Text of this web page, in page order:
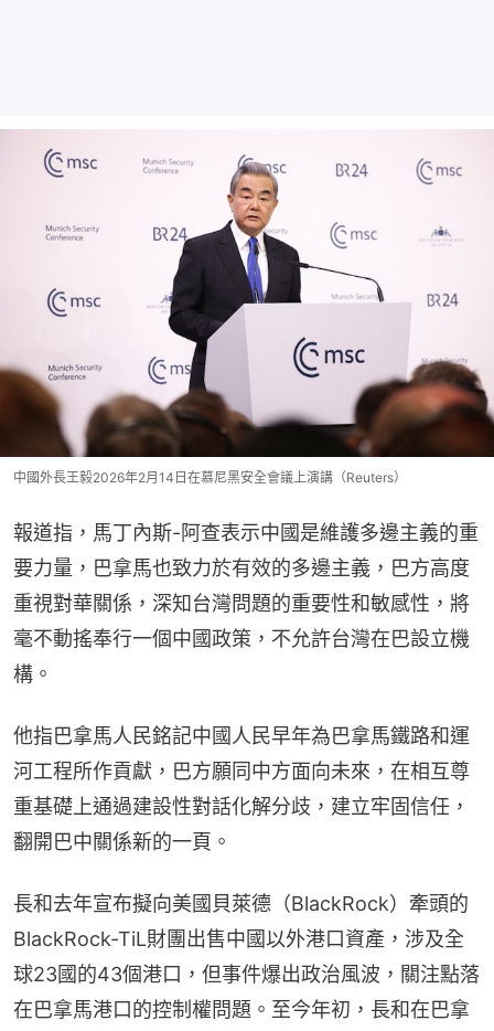
中國外長王毅2026年2月14日在慕尼黑安全會議上演講（Reuters）
報道指，馬丁內斯-阿查表示中國是維護多邊主義的重
要力量，巴拿馬也致力於有效的多邊主義，巴方高度
重視對華關係，深知台灣問題的重要性和敏感性，將
毫不動搖奉行一個中國政策，不允許台灣在巴設立機
構。
他指巴拿馬人民銘記中國人民早年為巴拿馬鐵路和運
河工程所作貢獻，巴方願同中方面向未來，在相互尊
重基礎上通過建設性對話化解分歧，建立牢固信任，
翻開巴中關係新的一頁。
長和去年宣布擬向美國貝萊德（BlackRock）牽頭的
BlackRock-TiL財團出售中國以外港口資產，涉及全
球23國的43個港口，但事件爆出政治風波，關注點落
在巴拿馬港口的控制權問題。至今年初，長和在巴拿